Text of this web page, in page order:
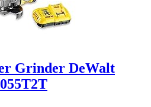
Grinder DeWalt